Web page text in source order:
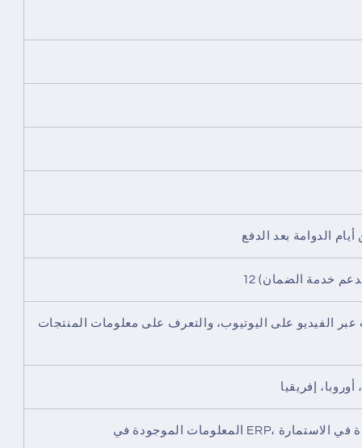
عبر الفيديو على اليوتيوب، والتعرف على معلومات المنتجات
إفريقيا